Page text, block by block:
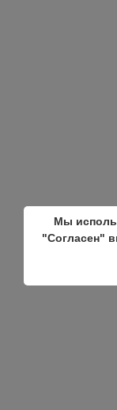
Мы
"Согласен"